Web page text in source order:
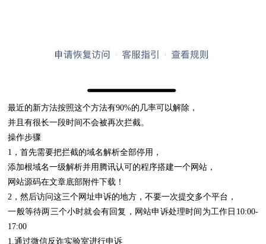
最近的新方法按照这个方法有90%的几率可以解除，
并且有很长一段时间不会被再次拦截。
操作步骤
1，首先需要把拦截的域名解析全部停用，
添加根域名一级解析并用腾讯认可的程序搭建一个网站，
网站源码在文章底部附件下载！
2，然后访问这三个网址申诉的地方，不要一次提交多个平台，
一般等待两三个小时就会有回复，网站申诉处理时间为工作日10:00-
17:00
1.通过微信反诈实验室进行申诉